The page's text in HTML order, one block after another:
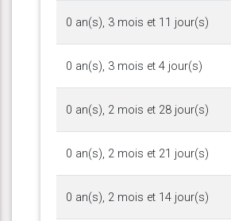
0 an(s), 3 mois et 11 jour(s)
0 an(s), 3 mois et 4 jour(s)
0 an(s), 2 mois et 28 jour(s)
0 an(s), 2 mois et 21 jour(s)
0 an(s), 2 mois et 14 jour(s)